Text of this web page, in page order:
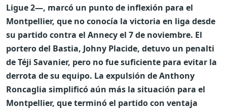
Ligue 2—, marcó un punto de inflexión para el
Montpellier, que no conocía la victoria en liga desde
su partido contra el Annecy el 7 de noviembre. El
portero del Bastia, Johny Placide, detuvo un penalti
de Téji Savanier, pero no fue suficiente para evitar la
derrota de su equipo. La expulsión de Anthony
Roncaglia simplificó aún más la situación para el
Montpellier, que terminó el partido con ventaja